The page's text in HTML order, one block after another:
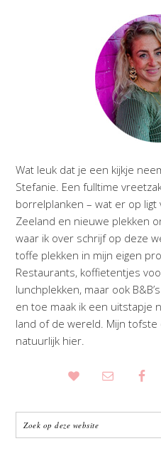
Wat leuk dat je een kijkje
Stefanie. Een fulltime
borrelplanken – wat er op
Zeeland en nieuwe plekken
waar ik over schrijf op deze
toffe plekken in mijn eigen
Restaurants, koffietentjes
lunchplekken, maar ook
en toe maak ik een uitstapje
land of de wereld. Mijn tofste
natuurlijk hier.